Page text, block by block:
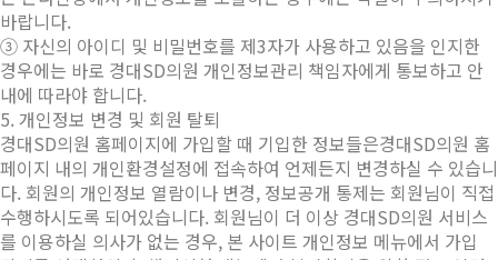
바랍니다.
③ 자신의 아이디 및 비밀번호를 제3자가 사용하고 있음을 인지한
경우에는 바로 경대SD의원 개인정보관리 책임자에게 통보하고 안
내에 따라야 합니다.
5. 개인정보 변경 및 회원 탈퇴
경대SD의원 홈페이지에 가입할 때 기입한 정보들은경대SD의원 홈
페이지 내의 개인환경설정에 접속하여 언제든지 변경하실 수 있습니
다. 회원의 개인정보 열람이나 변경, 정보공개 통제는 회원님이 직접
수행하시도록 되어있습니다. 회원님이 더 이상 경대SD의원 서비스
를 이용하실 의사가 없는 경우, 본 사이트 개인정보 메뉴에서 가입